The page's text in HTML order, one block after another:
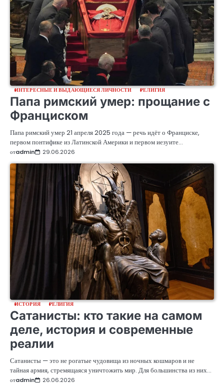
ИНТЕРЕСНЫЕ И ВЫДАЮЩИЕСЯ ЛИЧНОСТИ РЕЛИГИЯ
Папа римский умер: прощание с
Франциском
Папа римский умер 21 апреля 2025 года — речь идёт о Франциске,
первом понтифике из Латинской Америки и первом иезуите…
отadmin 29.06.2026
ИСТОРИЯ РЕЛИГИЯ
Сатанисты: кто такие на самом
деле, история и современные
реалии
Сатанисты — это не рогатые чудовища из ночных кошмаров и не
тайная армия, стремящаяся уничтожить мир. Для большинства из них…
отadmin 26.06.2026